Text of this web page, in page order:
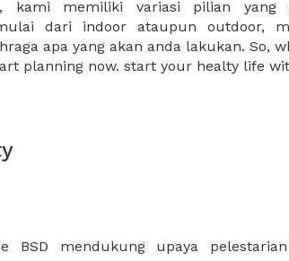
planning now. start your healty life